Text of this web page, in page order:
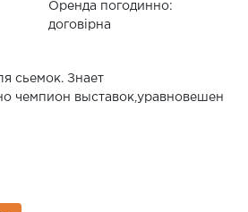
Оренда погодинно:
договірна
сьемок. Знает
чемпион выставок,уравновешен